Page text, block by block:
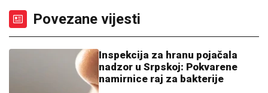
Povezane vijesti
Inspekcija za hranu pojačala
nadzor u Srpskoj: Pokvarene
namirnice raj za bakterije